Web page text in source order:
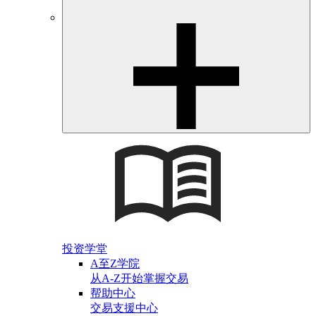
投资学堂
A至Z学院
从A-Z开始掌握交易
帮助中心
交易支援中心